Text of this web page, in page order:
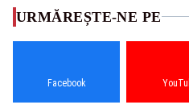
URMĂREȘTE-NE PE
Facebook